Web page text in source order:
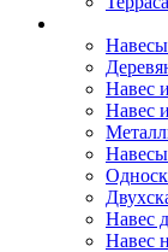
Навес
Навес
Навесы
Навес
Навес